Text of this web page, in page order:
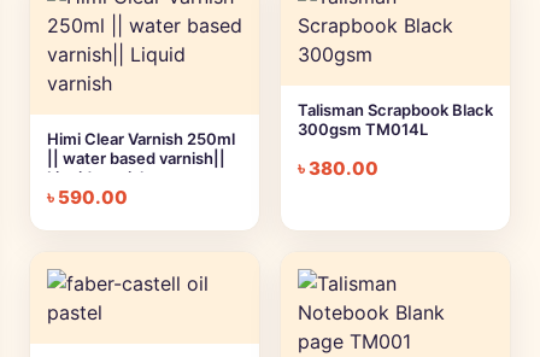
Himi Clear Varnish 250ml
|| water based varnish||
Liquid varnish
৳ 590.00
Talisman Scrapbook Black
300gsm TM014L
৳380.00